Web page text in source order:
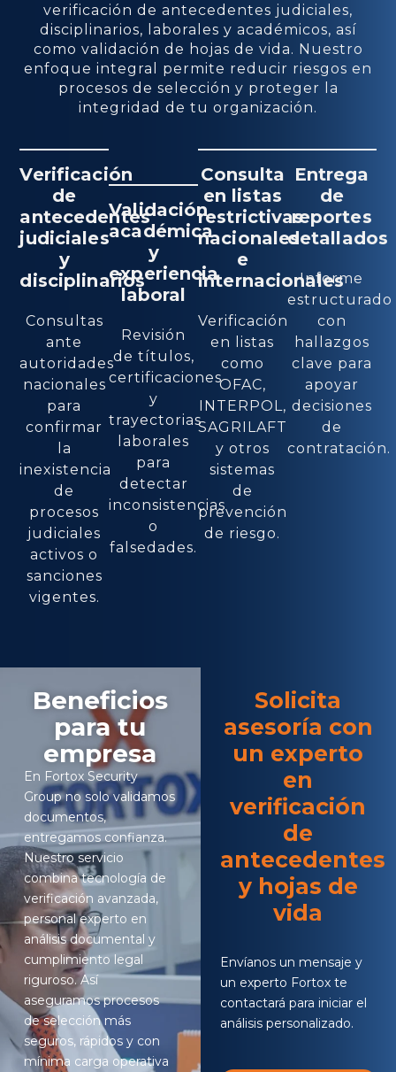
verificación de antecedentes judiciales,
disciplinarios, laborales y académicos, así
como validación de hojas de vida. Nuestro
enfoque integral permite reducir riesgos en
procesos de selección y proteger la
integridad de tu organización.
Verificación
de
antecedentes
judiciales
y
disciplinarios
Consultas
ante
autoridades
nacionales
para
confirmar
la
inexistencia
de
procesos
judiciales
activos o
sanciones
vigentes.
Validación
académica
y
experiencia
laboral
Revisión
de títulos,
certificaciones
y
trayectorias
laborales
para
detectar
inconsistencias
o
falsedades.
Consulta
en listas
restrictivas
nacionales
e
internacionales
Verificación
en listas
como
OFAC,
INTERPOL,
SAGRILAFT
y otros
sistemas
de
prevención
de riesgo.
Entrega
de
reportes
detallados
Informe
estructurado
con
hallazgos
clave para
apoyar
decisiones
de
contratación.
Beneficios
para tu
empresa
En Fortox Security
Group no solo validamos
documentos,
entregamos confianza.
Nuestro servicio
combina tecnología de
verificación avanzada,
personal experto en
análisis documental y
cumplimiento legal
riguroso. Así
aseguramos procesos
de selección más
seguros, rápidos y con
mínima carga operativa
Solicita
asesoría con
un experto
en
verificación
de
antecedentes
y hojas de
vida
Envíanos un mensaje y
un experto Fortox te
contactará para iniciar el
análisis personalizado.